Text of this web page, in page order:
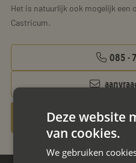
Het is natuurlijk ook mogelijk
Castricum.
085 -
Gratis
Deze website
van cookies.
We gebruiken